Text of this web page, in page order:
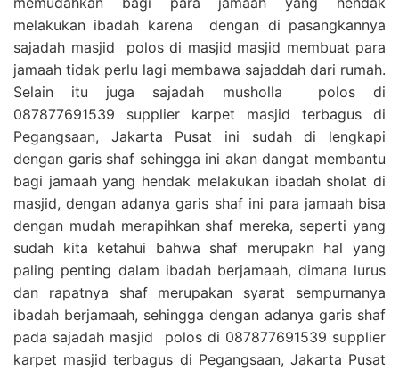
melakukan ibadah karena dengan di pasangkannya
sajadah masjid polos di masjid masjid membuat para
jamaah tidak perlu lagi membawa sajaddah dari rumah.
Selain itu juga sajadah musholla polos di
087877691539 supplier karpet masjid terbagus di
Pegangsaan, Jakarta Pusat ini sudah di lengkapi
dengan garis shaf sehingga ini akan dangat membantu
bagi jamaah yang hendak melakukan ibadah sholat di
masjid, dengan adanya garis shaf ini para jamaah bisa
dengan mudah merapihkan shaf mereka, seperti yang
sudah kita ketahui bahwa shaf merupakn hal yang
paling penting dalam ibadah berjamaah, dimana lurus
dan rapatnya shaf merupakan syarat sempurnanya
ibadah berjamaah, sehingga dengan adanya garis shaf
pada sajadah masjid polos di 087877691539 supplier
karpet masjid terbagus di Pegangsaan, Jakarta Pusat